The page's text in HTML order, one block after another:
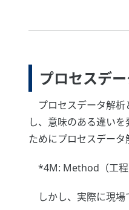
プロセスデ
プロセスデータ解析
し、意味のある違い
ためにプロセスデータ
*4M: Method（工程
しかし、実際に現場